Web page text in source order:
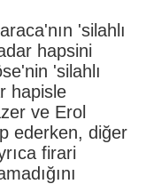
'silahlı
hapsini
'silahlı
hapisle
ve Erol
ederken, diğer
firari